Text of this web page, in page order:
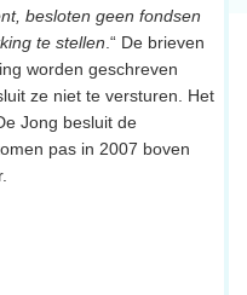
besloten geen fondsen
te stellen .“ De brieven
worden geschreven
ze niet te versturen. Het
Jong besluit de
pas in 2007 boven